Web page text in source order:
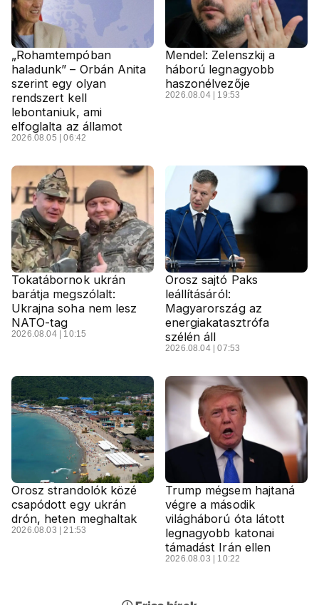
„Rohamtempóban
haladunk” – Orbán Anita
szerint egy olyan
rendszert kell
lebontaniuk, ami
elfoglalta az államot
2026.08.05 | 06:42
Mendel: Zelenszkij a
háború legnagyobb
haszonélvezője
2026.08.04 | 19:53
Tokatábornok ukrán
barátja megszólalt:
Ukrajna soha nem lesz
NATO-tag
2026.08.04 | 10:15
Orosz sajtó Paks
leállításáról:
Magyarország az
energiakatasztrófa
szélén áll
2026.08.04 | 07:53
Orosz strandolók közé
csapódott egy ukrán
drón, heten meghaltak
2026.08.03 | 21:53
Trump mégsem hajtaná
végre a második
világháború óta látott
legnagyobb katonai
támadást Irán ellen
2026.08.03 | 10:22